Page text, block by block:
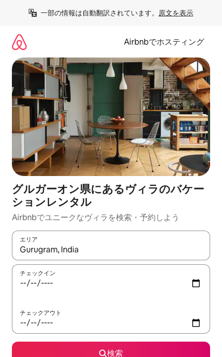
一部の情報は自動翻訳されています。 原文を表示
Airbnbでホスティング
グルガーオン県にあるヴィラのバケー
ションレンタル
Airbnbでユニークなヴィラを検索・予約しよう
エリア
検索結果が表示されたら、上下の矢印キーを使って移動するか
チェックイン
チェックアウト
検索